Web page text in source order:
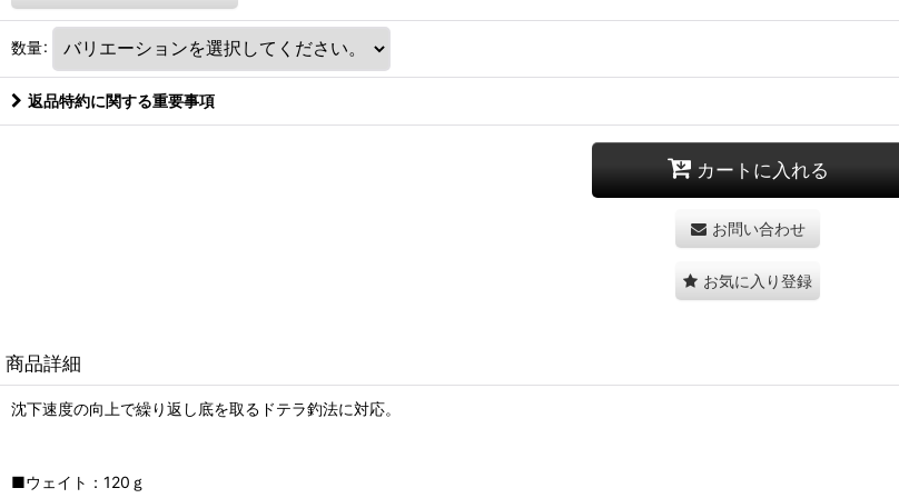
数量:
返品特約に関する重要事項
カートに入れる
お問い合わせ
お気に入り登録
商品詳細
沈下速度の向上で繰り返し底を取るドテラ釣法に対応。
■ウェイト：120ｇ